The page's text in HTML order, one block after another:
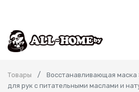
Товары
Восстанавливающая маска
для рук с питательными маслами и